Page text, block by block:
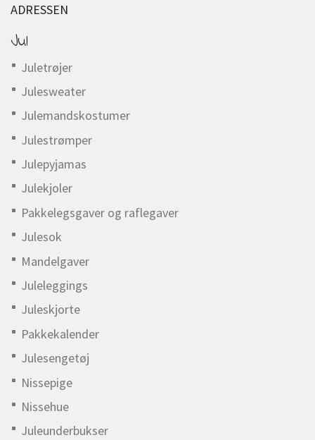
ADRESSEN
Jul
Juletrøjer
Julesweater
Julemandskostumer
Julestrømper
Julepyjamas
Julekjoler
Pakkelegsgaver og raflegaver
Julesok
Mandelgaver
Juleleggings
Juleskjorte
Pakkekalender
Julesengetøj
Nissepige
Nissehue
Juleunderbukser